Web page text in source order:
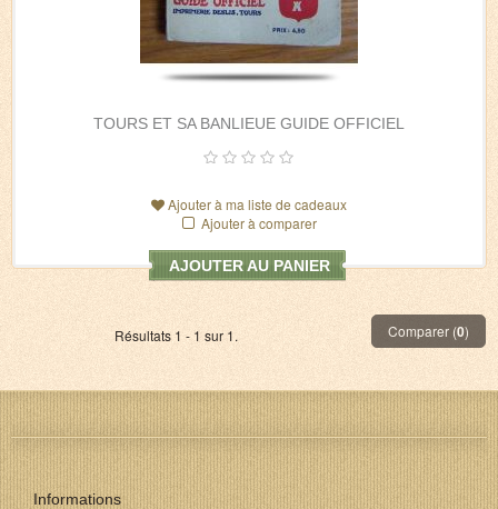
TOURS ET SA BANLIEUE GUIDE OFFICIEL
Ajouter à ma liste de cadeaux
Ajouter à comparer
AJOUTER AU PANIER
Résultats 1 - 1 sur 1. Comparer (0)
Informations